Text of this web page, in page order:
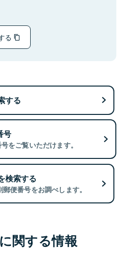
る
する
号
をご覧いただけます。
検索する
便番号をお調べします。
関する情報